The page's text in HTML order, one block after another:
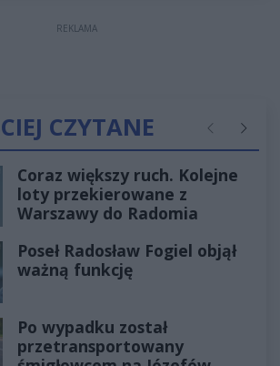
REKLAMA
CZYTANE Poprzednie
Coraz większy ruch. Kolejne
loty przekierowane z
Warszawy do Radomia
Poseł Radosław Fogiel objął
ważną funkcję
Po wypadku został
przetransportowany